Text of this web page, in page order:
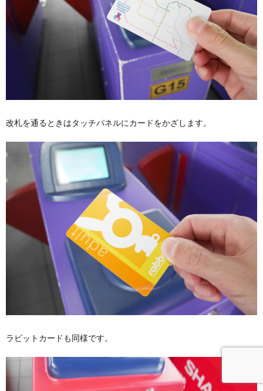
改札を通るときはタッチパネルにカードをかざします。
ラビットカードも同様です。